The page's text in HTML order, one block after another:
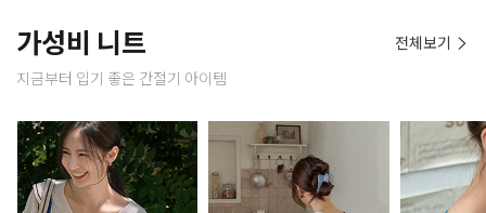
가성비 니트
지금부터 입기 좋은 간절기 아이템
전체보기